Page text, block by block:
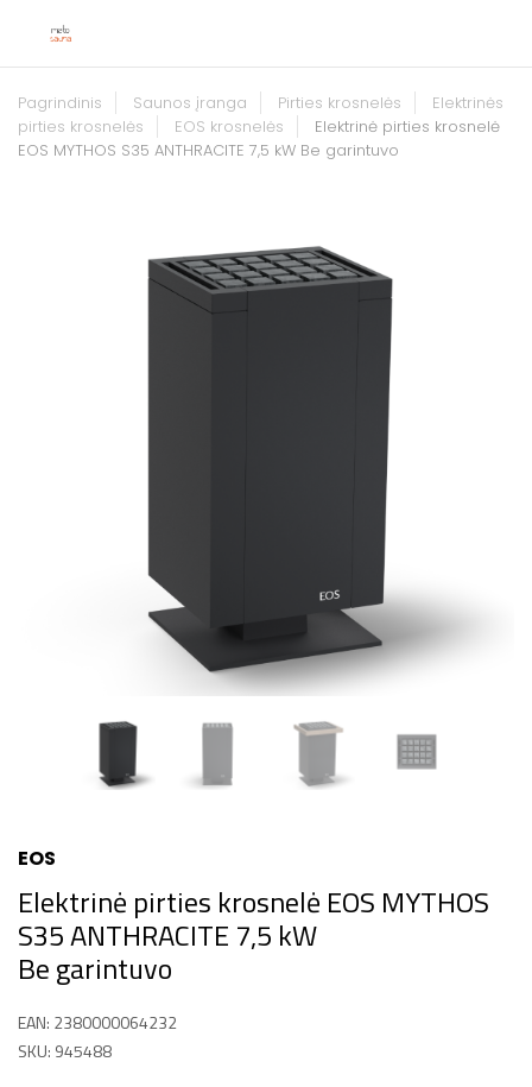
Pagrindinis Saunos įranga Pirties krosnelės
Elektrinės
pirties krosnelės
EOS krosnelės
Elektrinė pirties krosnelė
EOS MYTHOS S35 ANTHRACITE 7,5 kW Be garintuvo
EOS
Elektrinė pirties krosnelė EOS MYTHOS
S35 ANTHRACITE 7,5 kW
Be garintuvo
EAN: 2380000064232
SKU: 945488